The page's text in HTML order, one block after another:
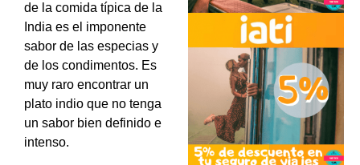
de la comida típica de la
India es el imponente
sabor de las especias y
de los condimentos. Es
muy raro encontrar un
plato indio que no tenga
un sabor bien definido e
intenso.